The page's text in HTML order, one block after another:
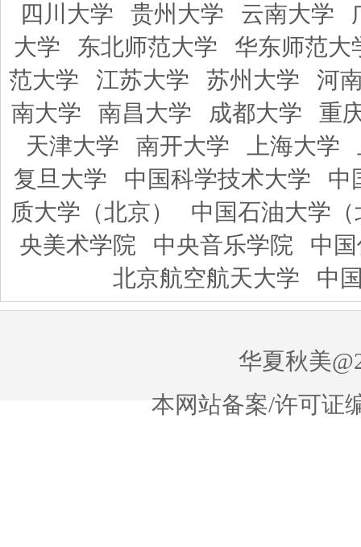
四川大学
贵州大学 云南大学
大学
东北师范大学
华东师范大
范大学
江苏大学 苏州大学
河
南大学
南昌大学 成都大学
重
天津大学
南开大学 上海大学
复旦大学
中国科学技术大学
中
质大学（北京）
中国石油大学（
央美术学院
中央音乐学院
中
北京航空航天大学
中
华夏秋美
本网站备案/许可证